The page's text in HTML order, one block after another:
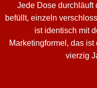
Jede Dose durchläuft
befüllt, einzeln
ist identisch mit
Marketingformel, das
vierzig